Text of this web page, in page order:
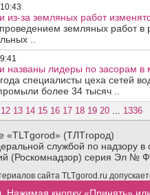
из-за земляных работ
земляных работ в
..
названы лидеры по засорам в
специалисты цеха сетей
более 34 тысяч ..
12 13 14 15 16 17 18 19 20 1336
«TLTgorod» (ТЛТгород)
службой по надзору
(Роскомнадзор) серия Эл №
сайта TLTgorod.ru